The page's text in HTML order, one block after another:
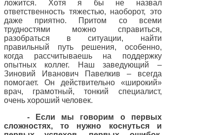
ложится. Хотя я бы не назвал
ответственность тяжестью, наоборот, это
даже приятно. Притом со всеми
трудностями можно справиться,
разобраться в ситуации, найти
правильный путь решения, особенно,
когда рассчитываешь на поддержку
опытных коллег. Наш заведующий –
Зиновий Иванович Павелкив – всегда
помогает. Он действительно «широкий»
врач, грамотный, тонкий специалист,
очень хороший человек.
- Если мы говорим о первых
сложностях, то нужно коснуться и